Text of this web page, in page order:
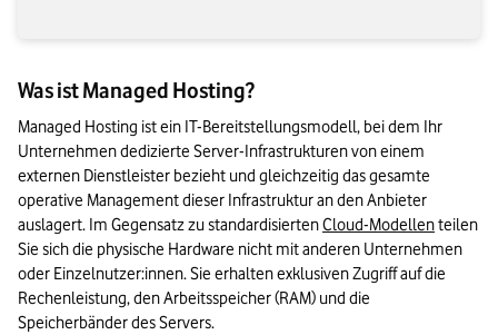
Was ist Managed Hosting?
Managed Hosting ist ein IT-Bereitstellungsmodell, bei dem Ihr
Unternehmen dedizierte Server-Infrastrukturen von einem
externen Dienstleister bezieht und gleichzeitig das gesamte
operative Management dieser Infrastruktur an den Anbieter
auslagert. Im Gegensatz zu standardisierten Cloud-Modellen teilen
Sie sich die physische Hardware nicht mit anderen Unternehmen
oder Einzelnutzer:innen. Sie erhalten exklusiven Zugriff auf die
Rechenleistung, den Arbeitsspeicher (RAM) und die
Speicherbänder des Servers.